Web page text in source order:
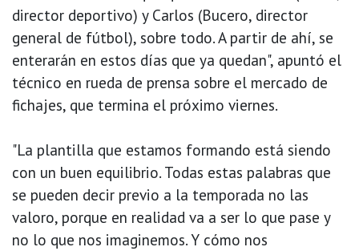
director deportivo) y Carlos (Bucero, director
general de fútbol), sobre todo. A partir de ahí, se
enterarán en estos días que ya quedan", apuntó el
técnico en rueda de prensa sobre el mercado de
fichajes, que termina el próximo viernes.
"La plantilla que estamos formando está siendo
con un buen equilibrio. Todas estas palabras que
se pueden decir previo a la temporada no las
valoro, porque en realidad va a ser lo que pase y
no lo que nos imaginemos. Y cómo nos